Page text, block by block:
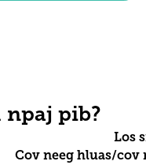
npaj pib?
Los
Cov neeg hluas/cov